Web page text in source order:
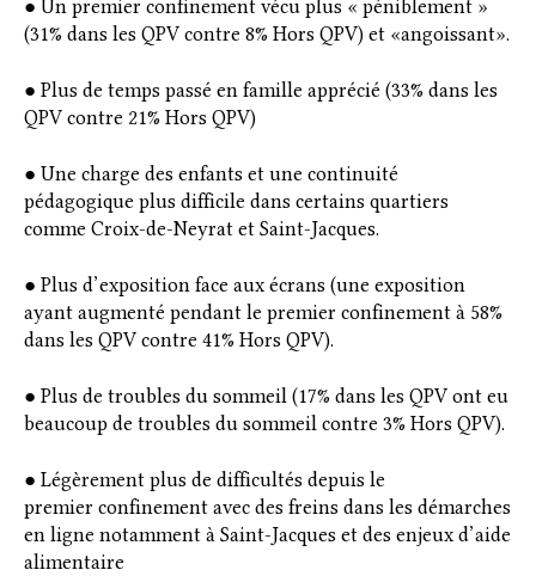
● Un premier confinement vécu plus « péniblement »
(31% dans les QPV contre 8% Hors QPV) et «angoissant».
● Plus de temps passé en famille apprécié (33% dans les
QPV contre 21% Hors QPV)
● Une charge des enfants et une continuité
pédagogique plus difficile dans certains quartiers
comme Croix-de-Neyrat et Saint-Jacques.
● Plus d’exposition face aux écrans (une exposition
ayant augmenté pendant le premier confinement à 58%
dans les QPV contre 41% Hors QPV).
● Plus de troubles du sommeil (17% dans les QPV ont eu
beaucoup de troubles du sommeil contre 3% Hors QPV).
● Légèrement plus de difficultés depuis le
premier confinement avec des freins dans les démarches
en ligne notamment à Saint-Jacques et des enjeux d’aide
alimentaire